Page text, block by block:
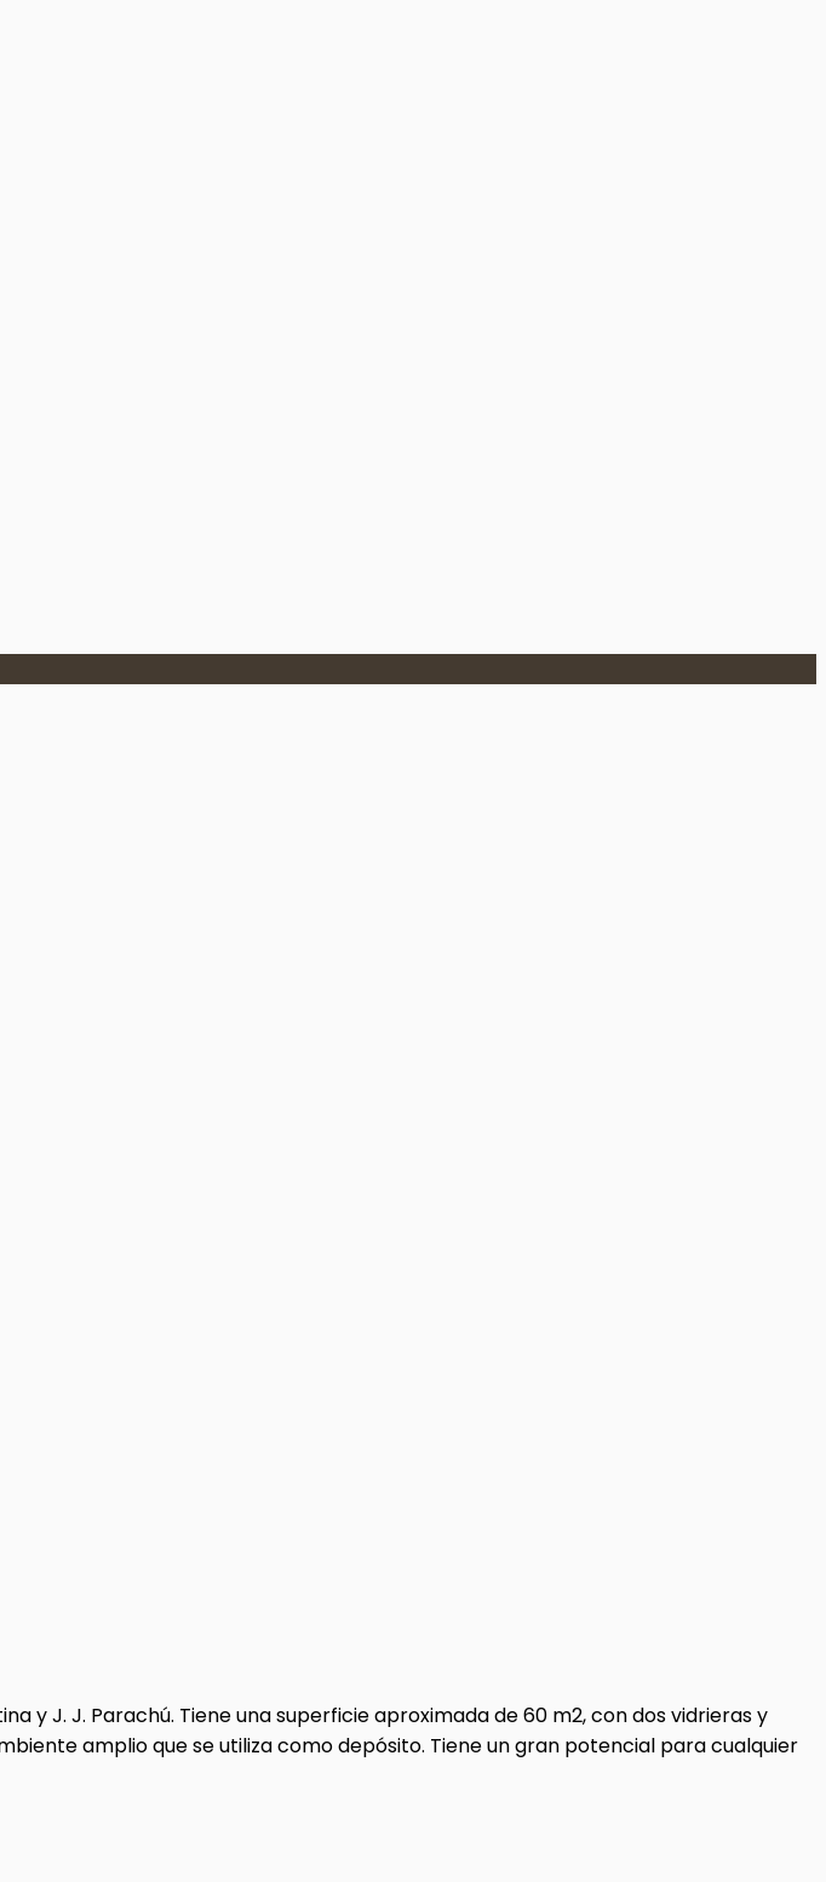
y J. J. Parachú. Tiene una superficie aproximada de 60 m2, con dos vidrieras y
amplio que se utiliza como depósito. Tiene un gran potencial para cualquier